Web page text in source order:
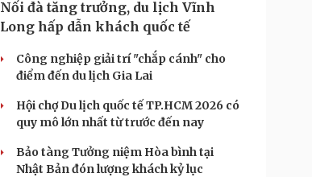
Nối đà tăng trưởng, du lịch Vĩnh
Long hấp dẫn khách quốc tế
Công nghiệp giải trí "chắp cánh" cho
điểm đến du lịch Gia Lai
Hội chợ Du lịch quốc tế TP.HCM 2026 có
quy mô lớn nhất từ trước đến nay
Bảo tàng Tưởng niệm Hòa bình tại
Nhật Bản đón lượng khách kỷ lục